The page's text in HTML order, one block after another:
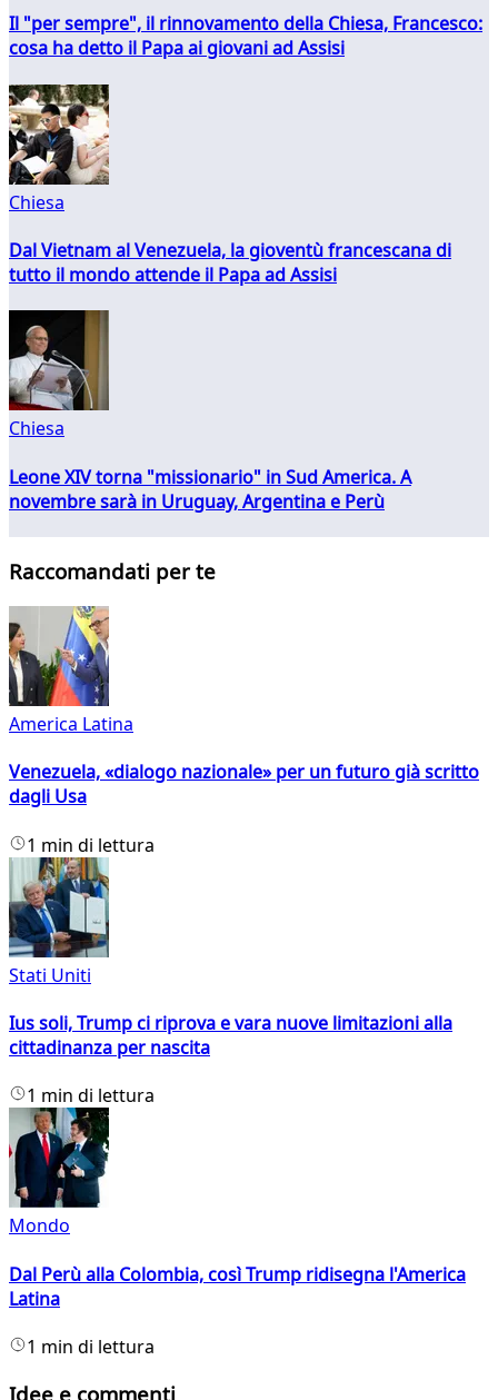
Il "per sempre", il rinnovamento della Chiesa, Francesco:
cosa ha detto il Papa ai giovani ad Assisi
Chiesa
Dal Vietnam al Venezuela, la gioventù francescana di
tutto il mondo attende il Papa ad Assisi
Chiesa
Leone XIV torna "missionario" in Sud America. A
novembre sarà in Uruguay, Argentina e Perù
Raccomandati per te
America Latina
Venezuela, «dialogo nazionale» per un futuro già scritto
dagli Usa
1 min di lettura
Stati Uniti
Ius soli, Trump ci riprova e vara nuove limitazioni alla
cittadinanza per nascita
1 min di lettura
Mondo
Dal Perù alla Colombia, così Trump ridisegna l'America
Latina
1 min di lettura
Idee e commenti